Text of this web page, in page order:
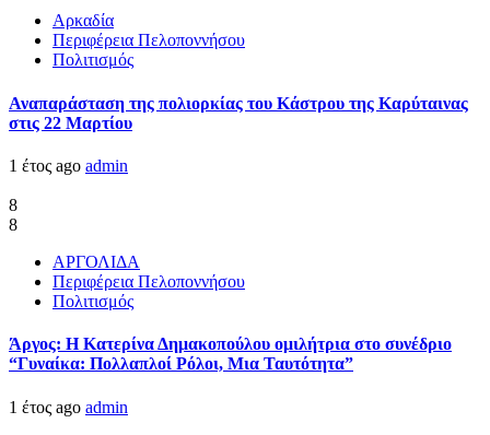
Αρκαδία
Περιφέρεια Πελοποννήσου
Πολιτισμός
Αναπαράσταση της πολιορκίας του Κάστρου της Καρύταινας
στις 22 Μαρτίου
1 έτος ago admin
8
8
ΑΡΓΟΛΙΔΑ
Περιφέρεια Πελοποννήσου
Πολιτισμός
Άργος: Η Κατερίνα Δημακοπούλου ομιλήτρια στο συνέδριο
“Γυναίκα: Πολλαπλοί Ρόλοι, Μια Ταυτότητα”
1 έτος ago admin